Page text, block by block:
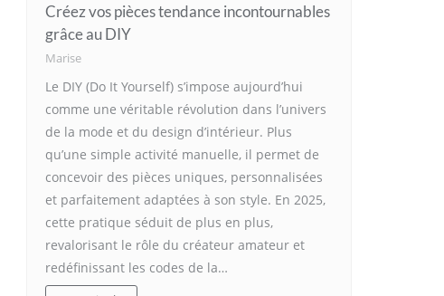
Créez vos pièces tendance incontournables
grâce au DIY
Marise
Le DIY (Do It Yourself) s’impose aujourd’hui
comme une véritable révolution dans l’univers
de la mode et du design d’intérieur. Plus
qu’une simple activité manuelle, il permet de
concevoir des pièces uniques, personnalisées
et parfaitement adaptées à son style. En 2025,
cette pratique séduit de plus en plus,
revalorisant le rôle du créateur amateur et
redéfinissant les codes de la…